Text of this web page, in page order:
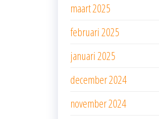
maart 2025
februari 2025
januari 2025
december 2024
november 2024